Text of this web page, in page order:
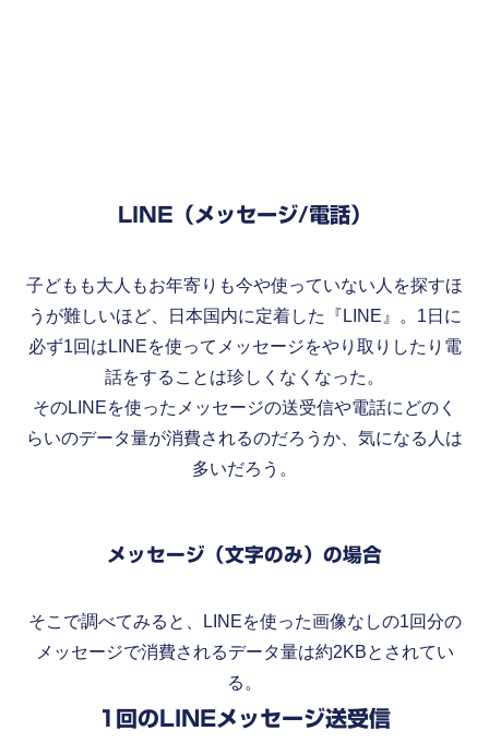
LINE（メッセージ/電話）
子どもも大人もお年寄りも今や使っていない人を探すほ
うが難しいほど、日本国内に定着した『LINE』。1日に
必ず1回はLINEを使ってメッセージをやり取りしたり電
話をすることは珍しくなくなった。
そのLINEを使ったメッセージの送受信や電話にどのく
らいのデータ量が消費されるのだろうか、気になる人は
多いだろう。
メッセージ（文字のみ）の場合
そこで調べてみると、LINEを使った画像なしの1回分の
メッセージで消費されるデータ量は約2KBとされてい
る。
1回のLINEメッセージ送受信